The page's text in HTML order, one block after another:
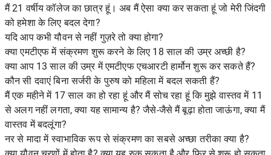
मैं 21 वर्षीय कॉलेज का छात्र हूं। अब मैं ऐसा क्या कर सकता हूं जो मेरी जिंदगी
को हमेशा के लिए बदल देगा?
यदि आप कभी यौवन से नहीं गुज़रे तो क्या होगा?
क्या एमटीएफ में संक्रमण शुरू करने के लिए 18 साल की उम्र अच्छी है?
क्या आप 13 साल की उम्र में एमटीएफ एचआरटी हार्मोन शुरू कर सकते हैं?
कौन सी दवाएं बिना सर्जरी के पुरुष को महिला में बदल सकती हैं?
मैं एक महीने में 17 साल का हो रहा हूं और मैं सोच रहा हूं कि मुझे वास्तव में 11
से अलग नहीं लगता, क्या यह सामान्य है? जैसे-जैसे मैं बूढ़ा होता जाऊंगा, क्या मैं
वास्तव में बदलूंगा?
नर से मादा में स्वाभाविक रूप से संक्रमण का सबसे अच्छा तरीका क्या है?